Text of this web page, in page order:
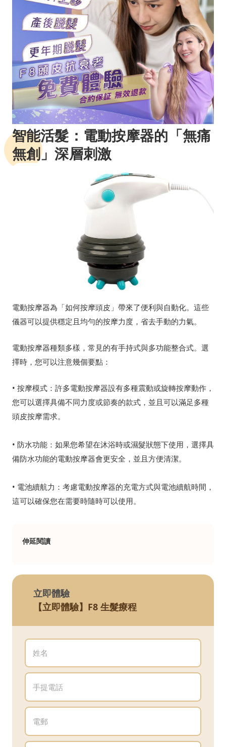
智能活髮：電動按摩器的「無痛
無創」深層刺激
電動按摩器為「如何按摩頭皮」帶來了便利與自動化。這些
儀器可以提供穩定且均勻的按摩力度，省去手動的力氣。
電動按摩器種類多樣，常見的有手持式與多功能整合式。選
擇時，您可以注意幾個要點：
• 按摩模式：許多電動按摩器設有多種震動或旋轉按摩動作，
您可以選擇具備不同力度或節奏的款式，並且可以滿足多種
頭皮按摩需求。
• 防水功能：如果您希望在沐浴時或濕髮狀態下使用，選擇具
備防水功能的電動按摩器會更安全，並且方便清潔。
• 電池續航力：考慮電動按摩器的充電方式與電池續航時間，
這可以確保您在需要時隨時可以使用。
伸延閱讀
立即體驗
【立即體驗】F8 生髮療程